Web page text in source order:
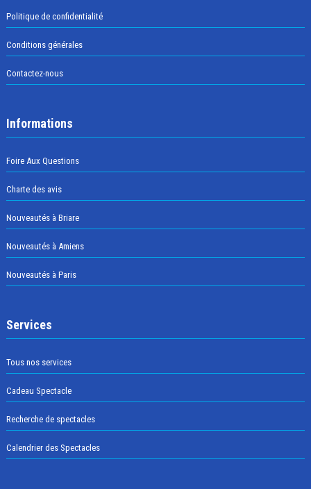
Politique de confidentialité
Conditions générales
Contactez-nous
Informations
Foire Aux Questions
Charte des avis
Nouveautés à Briare
Nouveautés à Amiens
Nouveautés à Paris
Services
Tous nos services
Cadeau Spectacle
Recherche de spectacles
Calendrier des Spectacles